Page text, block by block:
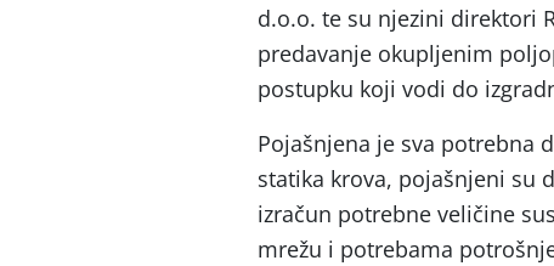
d.o.o. te su njezini direktori
predavanje okupljenim
postupku koji vodi do
Pojašnjena je sva potrebna
statika krova, pojašnjeni su
izračun potrebne veličine
mrežu i potrebama